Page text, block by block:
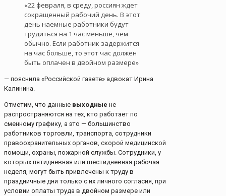
«22 февраля, в среду, россиян ждет
сокращенный рабочий день. В этот
день наемные работники будут
трудиться на 1 час меньше, чем
обычно. Если работник задержится
на час больше, то этот час должен
быть оплачен в двойном размере»
— пояснила «Российской газете» адвокат Ирина
Калинина.
Отметим, что данные выходные не
распространяются на тех, кто работает по
сменному графику, а это — большинство
работников торговли, транспорта, сотрудники
правоохранительных органов, скорой медицинской
помощи, охраны, пожарной службы. Сотрудники, у
которых пятидневная или шестидневная рабочая
неделя, могут быть привлечены к труду в
праздничные дни только с их личного согласия, при
условии оплаты труда в двойном размере или